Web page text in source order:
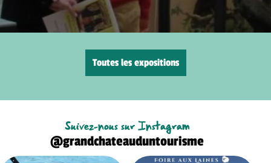
Toutes les expositions
Suivez-nous sur Instagram
@grandchateauduntourisme